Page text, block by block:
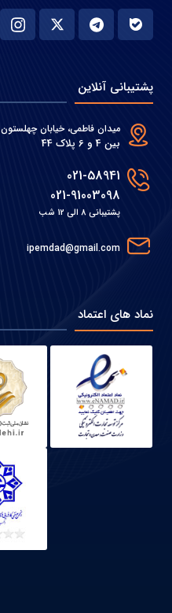
پشتیبانی آنلاین
میدان فاطمی، خیابان چهلستون
بین 4 و 6 پلاک 44
021-58941
021-91003098
پشتیبانی 8 الی 12 شب
ipemdad@gmail.com
نماد های اعتماد